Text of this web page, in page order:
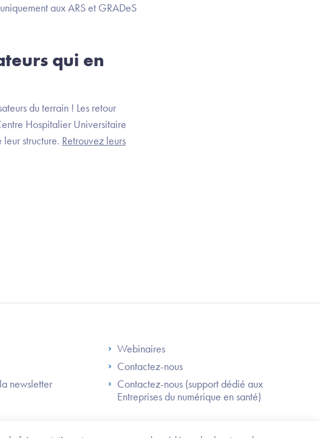
aux ARS et GRADeS
qui en
du terrain ! Les retour
Hospitalier Universitaire
structure. Retrouvez leurs
ANS
newsletter
Footer Right ANS
Webinaires
Contactez-nous
Contactez-nous (support dédié aux
Entreprises du numérique en santé)